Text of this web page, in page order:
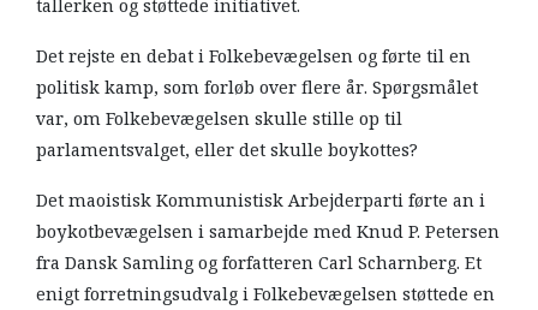
tallerken og støttede initiativet.
Det rejste en debat i Folkebevægelsen og førte til en
politisk kamp, som forløb over flere år. Spørgsmålet
var, om Folkebevægelsen skulle stille op til
parlamentsvalget, eller det skulle boykottes?
Det maoistisk Kommunistisk Arbejderparti førte an i
boykotbevægelsen i samarbejde med Knud P. Petersen
fra Dansk Samling og forfatteren Carl Scharnberg. Et
enigt forretningsudvalg i Folkebevægelsen støttede en